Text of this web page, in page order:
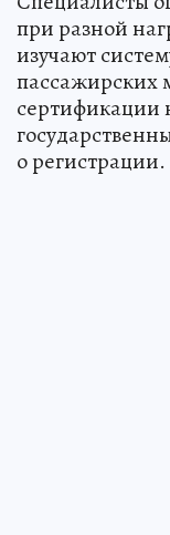
при разной
изучают
пассажирских
сертификации
о регистрации.